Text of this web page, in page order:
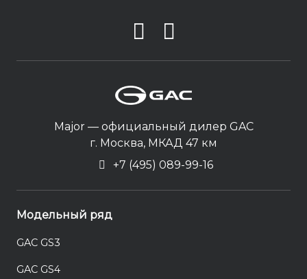
Major — официальный дилер GAC
г. Москва, МКАД 47 км
+7 (495) 089-99-16
Модельный ряд
GAC GS3
GAC GS4